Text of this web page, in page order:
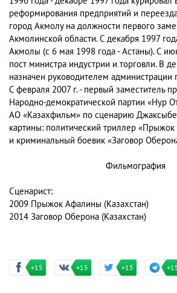
реформирования предприятий и
город Акмолу на должности первого
Акмолинской области. С декабря 1997
Акмолы (с 6 мая 1998 года - Астаны). С
пост министра индустрии и торговли. В
назначен руководителем администрации
С февраля 2007 г. - первый заместитель
Народно-демократической партии «Нур
АО «Казахфильм» по сценарию
картины: политический триллер
и криминальный боевик «Заговор
Фильмография
Сценарист:
2009 Прыжок Афалины (Казахстан)
2014 Заговор Оберона (Казахстан)
+15 +15 +15